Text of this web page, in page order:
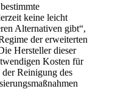
keine leicht
Alternativen gibt“,
der erweiterten
Hersteller dieser
Kosten für
Reinigung des